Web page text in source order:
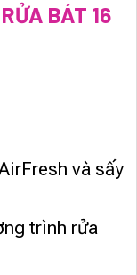
BÁT 16
và sấy
trình rửa